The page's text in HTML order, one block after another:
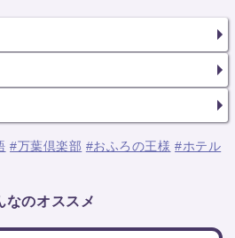
#万葉倶楽部 #おふろの王様 #ホテル
なのオススメ